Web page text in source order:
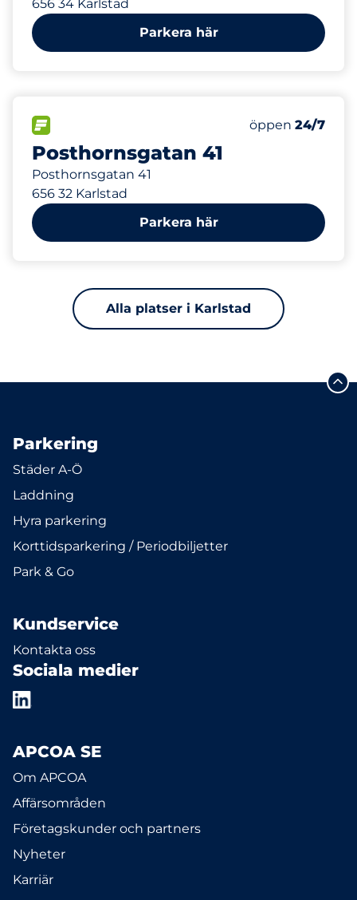
656 34 Karlstad
Parkera här
Posthornsgatan 41
Posthornsgatan 41
656 32 Karlstad
Antal
Totalt antal
öppen 24/7
Parkera här
Alla platser i Karlstad
Parkering
Städer A-Ö
Laddning
Hyra parkering
Korttidsparkering / Periodbiljetter
Park & Go
Kundservice
Kontakta oss
Sociala medier
APCOA SE
Om APCOA
Affärsområden
Företagskunder och partners
Nyheter
Karriär